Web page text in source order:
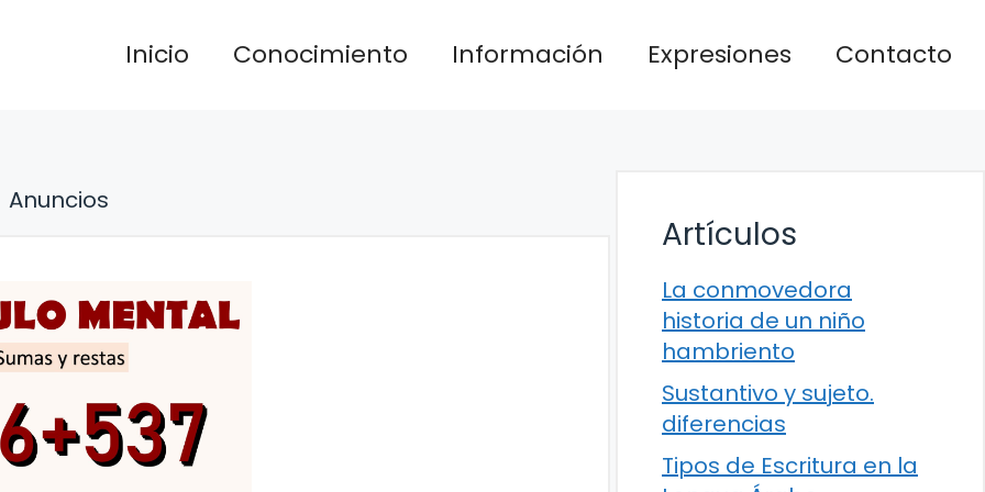
Inicio Conocimiento Información Expresiones Contacto
Anuncios
Artículos
La conmovedora
historia de un niño
hambriento
Sustantivo y sujeto.
diferencias
Tipos de Escritura en la